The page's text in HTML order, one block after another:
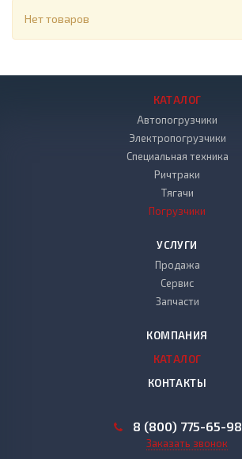
Нет товаров
КАТАЛОГ
Автопогрузчики
Электропогрузчики
Специальная техника
Ричтраки
Тягачи
Погрузчики
УСЛУГИ
Продажа
Сервис
Запчасти
КОМПАНИЯ
КАТАЛОГ
КОНТАКТЫ
8 (800) 775-65-98
Заказать звонок